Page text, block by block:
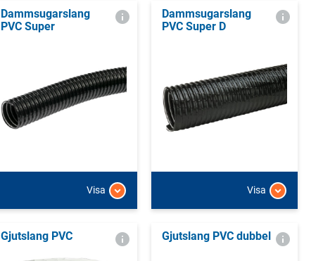
Dammsugarslang
PVC Super
Visa
Dammsugarslang
PVC Super D
Visa
Gjutslang PVC Gjutslang PVC dubbel